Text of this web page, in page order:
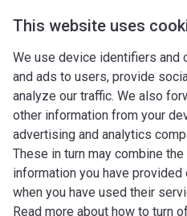
This website uses
We use device identifiers and
and ads to users, provide
analyze our traffic. We also
other information from your
advertising and analytics
These in turn may combine
information you have
when you have used their
Read more about how to turn